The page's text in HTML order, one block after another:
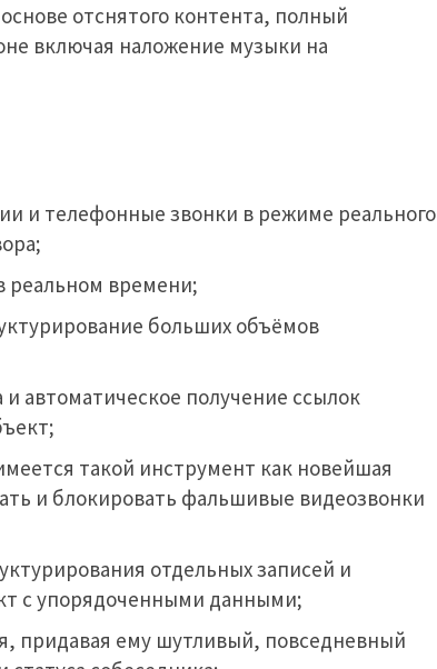
отснятого контента, полный
включая наложение музыки на
и телефонные звонки в режиме реального
реальном времени;
больших объёмов
автоматическое получение ссылок
такой инструмент как новейшая
и блокировать фальшивые видеозвонки
отдельных записей и
с упорядоченными данными;
придавая ему шутливый, повседневный